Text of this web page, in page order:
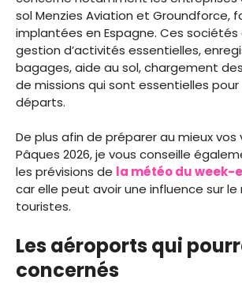
sol Menzies Aviation et Groundforce,
implantées en Espagne. Ces sociétés
gestion d’activités essentielles,
bagages, aide au sol, chargement
de missions qui sont essentielles
départs.
De plus afin de préparer au mieux
Pâques 2026, je vous conseille
les prévisions de la météo du week-
car elle peut avoir une influence sur
touristes.
Les aéroports qui
concernés